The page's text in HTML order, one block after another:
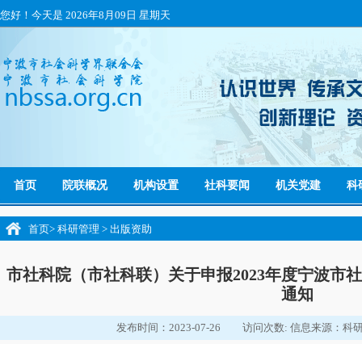
您好！今天是 2026年8月09日 星期天
首页 院联概况 机构设置 社科要闻 机关党建 科
首页> 科研管理 > 出版资助
市社科院（市社科联）关于申报2023年度宁波市
通知
发布时间：2023-07-26 访问次数: 信息来源：科